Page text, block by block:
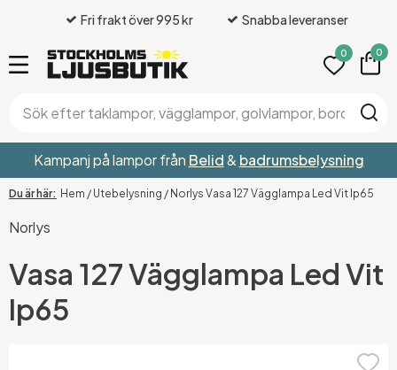
Fri frakt över 995 kr Snabba leveranser
0 0
Kampanj på lampor från Belid& badrumsbelysning
Hem / Utebelysning / Norlys Vasa 127 Vägglampa Led Vit Ip65
Norlys
Vasa 127 Vägglampa Led Vit
Ip65